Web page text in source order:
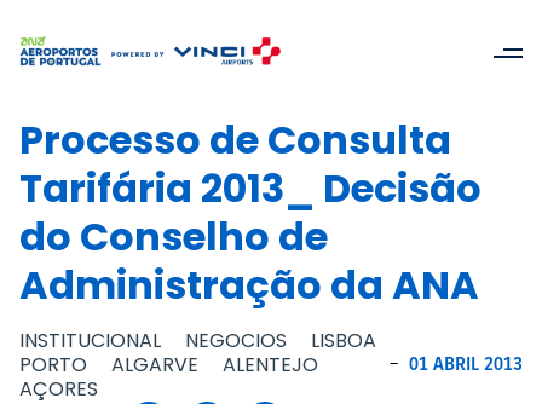
Processo de Consulta
Tarifária 2013_ Decisão
do Conselho de
Administração da ANA
INSTITUCIONAL NEGOCIOS
LISBOA
PORTO
ALGARVE
ALENTEJO
AÇORES
- 01 ABRIL 2013